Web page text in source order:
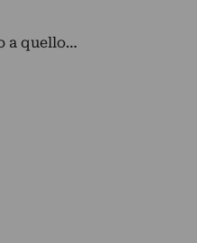
a quello…